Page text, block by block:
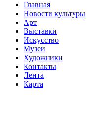
Главная
Новости культуры
Арт
Выставки
Искусство
Музеи
Художники
Контакты
Лента
Карта